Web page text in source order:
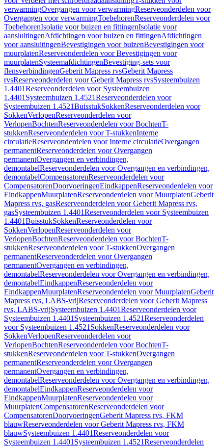
verwarmingOvergangen voor verwarmingReserveonderdelen voor
Overgangen voor verwarmingToebehorenReserveonderdelen voor
ToebehorenIsolatie voor buizen en fittingenIsolatie voor
aansluitingenAfdichtingen voor buizen en fittingenAfdichtingen
voor aansluitingenBevestigingen voor buizenBevestigingen voor
muurplatenReserveonderdelen voor Bevestigingen voor
muurplatenSysteemafdichtingenBevestiging-sets voor
flensverbindingenGeberit Mapress rvsGeberit Mapress
rvsReserveonderdelen voor Geberit Mapress rvsSysteembuizen
1.4401Reserveonderdelen voor Systeembuizen
1.4401 Systeembuizen 1.4521Reserveonderdelen voor
Systeembuizen 1.4521BuisstukSokkenReserveonderdelen voor
SokkenVerlopenReserveonderdelen voor
VerlopenBochtenReserveonderdelen voor BochtenT-
stukkenReserveonderdelen voor T-stukkenInterne
circulatieReserveonderdelen voor Interne circulatieOvergangen
permanentReserveonderdelen voor Overgangen
permanentOvergangen en verbindingen,
demontabelReserveonderdelen voor Overgangen en verbindingen,
demontabelCompensatorenReserveonderdelen voor
CompensatorenDoorvoeringenEindkappenReserveonderdelen voor
EindkappenMuurplatenReserveonderdelen voor MuurplatenGeberit
Mapress rvs, gasReserveonderdelen voor Geberit Mapress rvs,
gasSysteembuizen 1.4401Reserveonderdelen voor Systeembuizen
1.4401BuisstukSokkenReserveonderdelen voor
SokkenVerlopenReserveonderdelen voor
VerlopenBochtenReserveonderdelen voor BochtenT-
stukkenReserveonderdelen voor T-stukkenOvergangen
permanentReserveonderdelen voor Overgangen
permanentOvergangen en verbindingen,
demontabelReserveonderdelen voor Overgangen en verbindingen,
demontabelEindkappenReserveonderdelen voor
EindkappenMuurplatenReserveonderdelen voor MuurplatenGeberit
Mapress rvs, LABS-vrijReserveonderdelen voor Geberit Mapress
rvs, LABS-vrijSysteembuizen 1.4401Reserveonderdelen voor
Systeembuizen 1.4401 Systeembuizen 1.4521Reserveonderdelen
voor Systeembuizen 1.4521 SokkenReserveonderdelen voor
SokkenVerlopenReserveonderdelen voor
VerlopenBochtenReserveonderdelen voor BochtenT-
stukkenReserveonderdelen voor T-stukkenOvergangen
permanentReserveonderdelen voor Overgangen
permanentOvergangen en verbindingen,
demontabelReserveonderdelen voor Overgangen en verbindingen,
demontabelEindkappenReserveonderdelen voor
EindkappenMuurplatenReserveonderdelen voor
MuurplatenCompensatorenReserveonderdelen voor
CompensatorenDoorvoeringenGeberit Mapress rvs, FKM
blauwReserveonderdelen voor Geberit Mapress rvs, FKM
blauwSysteembuizen 1.4401Reserveonderdelen voor
Systeembuizen 1.4401 Systeembuizen 1.4521Reserveonderdelen